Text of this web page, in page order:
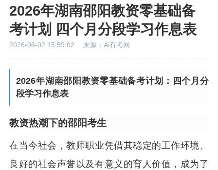
2026年湖南邵阳教资零基础备
考计划 四个月分段学习作息表
2026-06-02 15:59:02 来源：Ai有考网
2026年湖南邵阳教资零基础备考计划：四个月分
段学习作息表
教资热潮下的邵阳考生
在当今社会，教师职业凭借其稳定的工作环境、
良好的社会声誉以及有意义的育人价值，成为了